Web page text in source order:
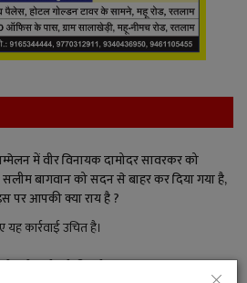
में वीर विनायक दामोदर सावरकर को
सलीम बागवान को सदन से बाहर कर दिया गया है,
पर आपकी क्या राय है ?
कार्रवाई उचित है।
बड़ी कार्रवाई की गई।